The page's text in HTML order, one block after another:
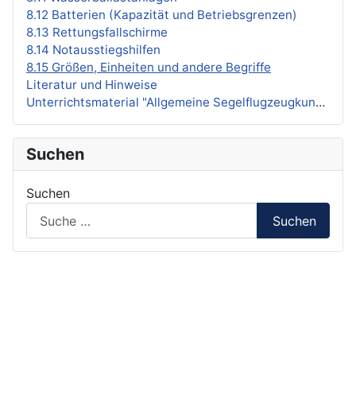
8.12 Batterien (Kapazität und Betriebsgrenzen)
8.13 Rettungsfallschirme
8.14 Notausstiegshilfen
8.15 Größen, Einheiten und andere Begriffe
Literatur und Hinweise
Unterrichtsmaterial "Allgemeine Segelflugzeugkunde"
Suchen
Suchen
Suchen